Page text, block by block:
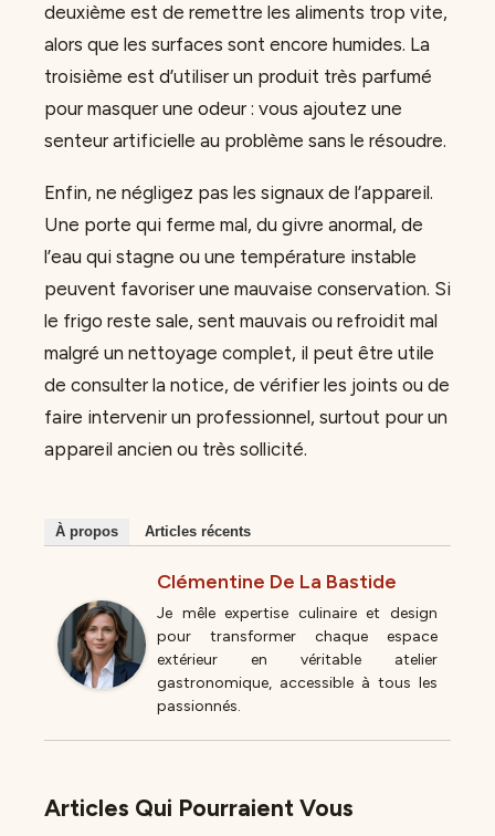
deuxième est de remettre les aliments trop vite,
alors que les surfaces sont encore humides. La
troisième est d’utiliser un produit très parfumé
pour masquer une odeur : vous ajoutez une
senteur artificielle au problème sans le résoudre.
Enfin, ne négligez pas les signaux de l’appareil.
Une porte qui ferme mal, du givre anormal, de
l’eau qui stagne ou une température instable
peuvent favoriser une mauvaise conservation. Si
le frigo reste sale, sent mauvais ou refroidit mal
malgré un nettoyage complet, il peut être utile
de consulter la notice, de vérifier les joints ou de
faire intervenir un professionnel, surtout pour un
appareil ancien ou très sollicité.
À propos Articles récents
Clémentine De La Bastide
Je mêle expertise culinaire et design
pour transformer chaque espace
extérieur en véritable atelier
gastronomique, accessible à tous les
passionnés.
Articles Qui Pourraient Vous